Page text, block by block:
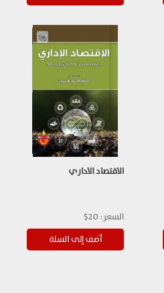
الاقتصاد الاداري
السعر: 20$